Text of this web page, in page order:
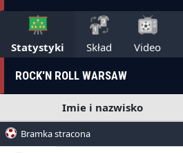
Statystyki Skład Video
ROCK'N ROLL WARSAW
Imie i nazwisko
Bramka stracona